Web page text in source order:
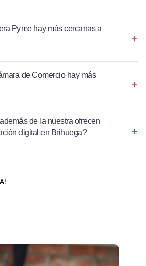
Pyme hay más cercanas a
de Comercio hay más
de la nuestra ofrecen
digital en Brihuega?